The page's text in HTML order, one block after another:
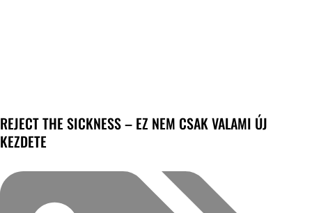
REJECT THE SICKNESS – EZ NEM CSAK VALAMI ÚJ
KEZDETE